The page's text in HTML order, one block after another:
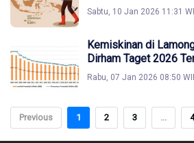
Sabtu, 10 Jan 2026 11:31
Kemiskinan di
Dirham Taget 2026
Rabu, 07 Jan 2026 08:50
Previous 1 2 3 ... 4